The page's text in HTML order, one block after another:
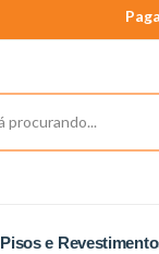
Pisos e